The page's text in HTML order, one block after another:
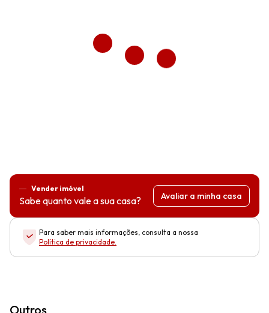
Vender imóvel
Sabe quanto vale a sua casa? Avaliar a minha casa
Para saber mais informações, consulta a nossa
Política de privacidade.
Outros